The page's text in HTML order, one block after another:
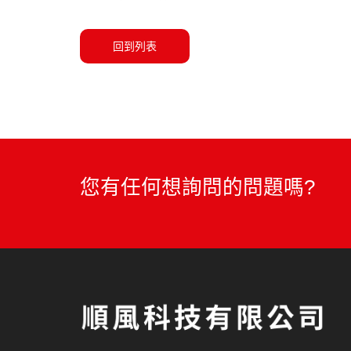
回到列表
您有任何想詢問的問題嗎?